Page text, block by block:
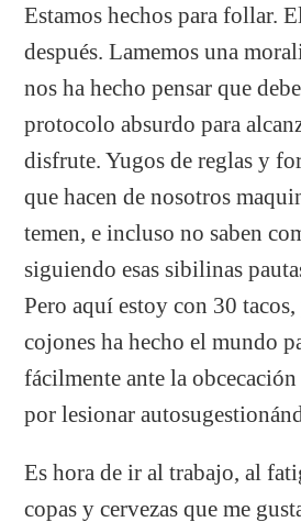
Estamos hechos para follar.
después. Lamemos una
nos ha hecho pensar que
protocolo absurdo para
disfrute. Yugos de reglas y
que hacen de nosotros
temen, e incluso no saben
siguiendo esas sibilinas
Pero aquí estoy con 30
cojones ha hecho el mundo
fácilmente ante la
por lesionar
Es hora de ir al trabajo, al
copas y cervezas que me